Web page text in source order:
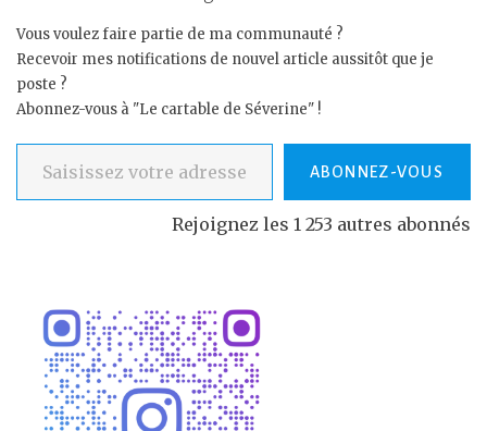
Vous voulez faire partie de ma communauté ?
Recevoir mes notifications de nouvel article aussitôt que je
poste ?
Abonnez-vous à "Le cartable de Séverine" !
Saisissez votre adresse e-mail…
ABONNEZ-VOUS
Rejoignez les 1 253 autres abonnés